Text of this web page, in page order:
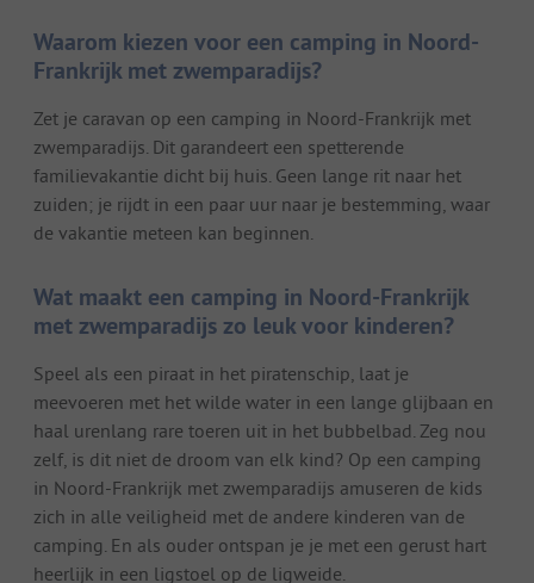
Waarom kiezen voor een camping in Noord-
Frankrijk met zwemparadijs?
Zet je caravan op een camping in Noord-Frankrijk met
zwemparadijs. Dit garandeert een spetterende
familievakantie dicht bij huis. Geen lange rit naar het
zuiden; je rijdt in een paar uur naar je bestemming, waar
de vakantie meteen kan beginnen.
Wat maakt een camping in Noord-Frankrijk
met zwemparadijs zo leuk voor kinderen?
Speel als een piraat in het piratenschip, laat je
meevoeren met het wilde water in een lange glijbaan en
haal urenlang rare toeren uit in het bubbelbad. Zeg nou
zelf, is dit niet de droom van elk kind? Op een camping
in Noord-Frankrijk met zwemparadijs amuseren de kids
zich in alle veiligheid met de andere kinderen van de
camping. En als ouder ontspan je je met een gerust hart
heerlijk in een ligstoel op de ligweide.